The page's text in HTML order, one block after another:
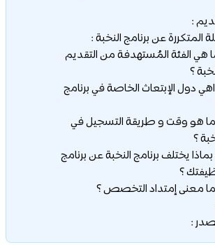
:
المتكررة عن برنامج النخبة :
هي الفئة المُستهدفة من التقديم
؟​
اهي دول الإبتعاث الخاصة في برنامج
ما هو وقت و طريقة التسجيل في
؟​
بماذا يختلف برنامج النخبة عن برنامج
؟​
: